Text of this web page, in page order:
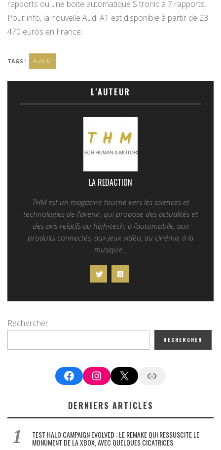
rapports ou une boite automatique S tronic à 7 rapports.
Pour info, la nouvelle Audi A1 est disponible à partir de 23
470 euros en France.
TAGS : Audi A1
L'AUTEUR
LA REDACTION
THM est un magazine tourné vers les sciences et
technologies de l'avenir, qui propose des actualités et
des avis relatifs au high-tech, à l’automobile, aux
produits connectés, aux jeux vidéo, au cinéma, à la
musique...
Rechercher
RECHERCHER
FacebookInstagram
X Google News
DERNIERS ARTICLES
TEST HALO CAMPAIGN EVOLVED : LE REMAKE QUI RESSUSCITE LE
MONUMENT DE LA XBOX, AVEC QUELQUES CICATRICES